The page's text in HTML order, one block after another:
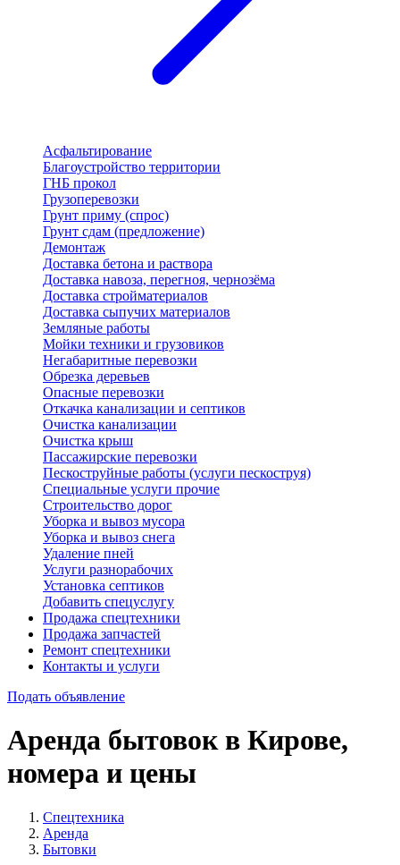
Асфальтирование
Благоустройство территории
ГНБ прокол
Грузоперевозки
Грунт приму (спрос)
Грунт сдам (предложение)
Демонтаж
Доставка бетона и раствора
Доставка навоза, перегноя, чернозёма
Доставка стройматериалов
Доставка сыпучих материалов
Земляные работы
Мойки техники и грузовиков
Негабаритные перевозки
Обрезка деревьев
Опасные перевозки
Откачка канализации и септиков
Очистка канализации
Очистка крыш
Пассажирские перевозки
Пескоструйные работы (услуги пескоструя)
Специальные услуги прочие
Строительство дорог
Уборка и вывоз мусора
Уборка и вывоз снега
Удаление пней
Услуги разнорабочих
Установка септиков
Добавить спецуслугу
Продажа спецтехники
Продажа запчастей
Ремонт спецтехники
Контакты и услуги
Подать объявление
Аренда бытовок в Кирове,
номера и цены
Спецтехника
Аренда
Бытовки